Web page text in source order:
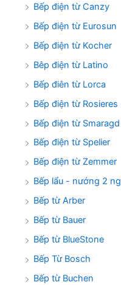
Bếp điện từ Canzy
Bếp điện từ Eurosun
Bếp điện từ Kocher
Bêp điện từ Latino
Bếp điên từ Lorca
Bếp điện từ Rosieres
Bếp điện từ Smaragd
Bếp điện từ Spelier
Bếp điện từ Zemmer
Bếp lẩu - nướng 2
Bếp từ Arber
Bếp từ Bauer
Bếp từ BlueStone
Bếp Từ Bosch
Bếp từ Buchen